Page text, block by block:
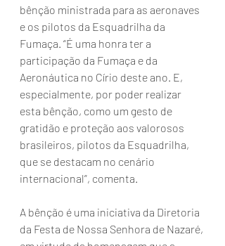
bênção ministrada para as aeronaves
e os pilotos da Esquadrilha da
Fumaça. “É uma honra ter a
participação da Fumaça e da
Aeronáutica no Círio deste ano. E,
especialmente, por poder realizar
esta bênção, como um gesto de
gratidão e proteção aos valorosos
brasileiros, pilotos da Esquadrilha,
que se destacam no cenário
internacional”, comenta.
A bênção é uma iniciativa da Diretoria
da Festa de Nossa Senhora de Nazaré,